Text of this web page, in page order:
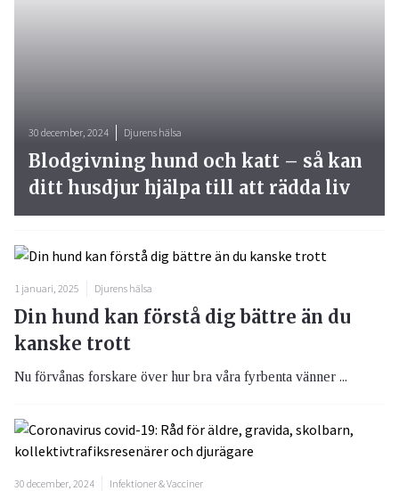
1 januari, 2025 Djurens hälsa
Din hund kan förstå dig bättre än du
kanske trott
Nu förvånas forskare över hur bra våra fyrbenta vänner ...
30 december, 2024 Infektioner & Vacciner
30 december, 2024 Djurens hälsa
Blodgivning hund och katt – så kan
ditt husdjur hjälpa till att rädda liv